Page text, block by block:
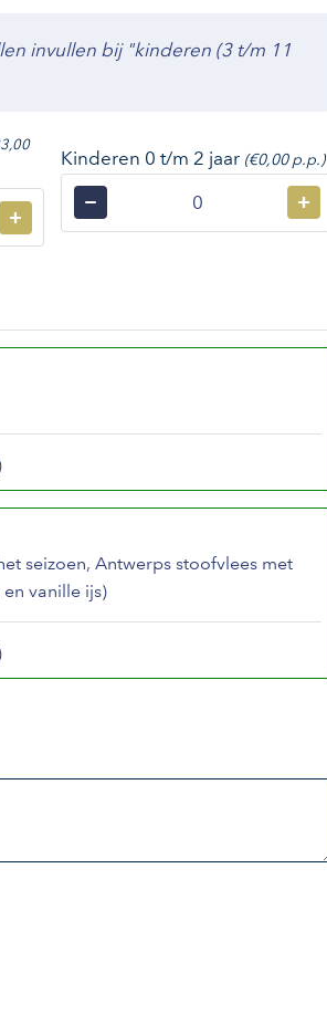
invullen bij "kinderen (3 t/m 11
+
Kinderen 0 t/m 2 jaar (€0,00 p.p.)
− +
seizoen, Antwerps stoofvlees met
vanille ijs)